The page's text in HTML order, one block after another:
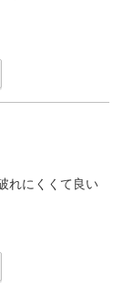
れにくくて良い